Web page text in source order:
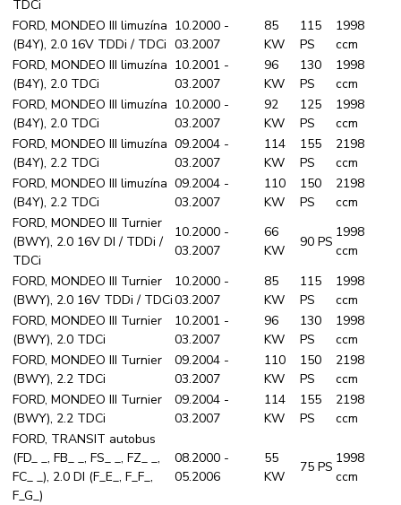
TDCi
FORD, MONDEO III limuzína
(B4Y), 2.0 16V TDDi / TDCi
10.2000 -
03.2007
85
KW
115
PS
1998
ccm
FORD, MONDEO III limuzína
(B4Y), 2.0 TDCi
10.2001 -
03.2007
96
KW
130
PS
1998
ccm
FORD, MONDEO III limuzína
(B4Y), 2.0 TDCi
10.2000 -
03.2007
92
KW
125
PS
1998
ccm
FORD, MONDEO III limuzína
(B4Y), 2.2 TDCi
09.2004 -
03.2007
114
KW
155
PS
2198
ccm
FORD, MONDEO III limuzína
(B4Y), 2.2 TDCi
09.2004 -
03.2007
110
KW
150
PS
2198
ccm
FORD, MONDEO III Turnier
(BWY), 2.0 16V DI / TDDi /
TDCi
10.2000 -
03.2007
66
KW
90 PS
1998
ccm
FORD, MONDEO III Turnier
(BWY), 2.0 16V TDDi / TDCi
10.2000 -
03.2007
85
KW
115
PS
1998
ccm
FORD, MONDEO III Turnier
(BWY), 2.0 TDCi
10.2001 -
03.2007
96
KW
130
PS
1998
ccm
FORD, MONDEO III Turnier
(BWY), 2.2 TDCi
09.2004 -
03.2007
110
KW
150
PS
2198
ccm
FORD, MONDEO III Turnier
(BWY), 2.2 TDCi
09.2004 -
03.2007
114
KW
155
PS
2198
ccm
FORD, TRANSIT autobus
(FD_ _, FB_ _, FS_ _, FZ_ _,
FC_ _), 2.0 DI (F_E_, F_F_,
F_G_)
08.2000 -
05.2006
55
KW
75 PS
1998
ccm